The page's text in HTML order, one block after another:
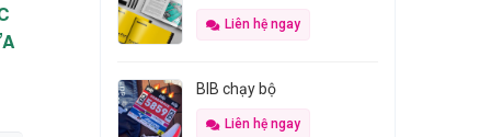
Liên hệ ngay
BIB chạy bộ
Liên hệ ngay